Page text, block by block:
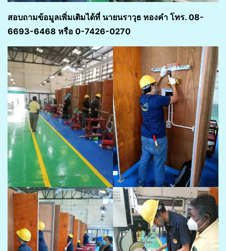
สอบถามข้อมูลเพิ่มเติมได้ที่ นายนราวุธ ทองคำ โทร. 08-
6693-6468 หรือ 0-7426-0270